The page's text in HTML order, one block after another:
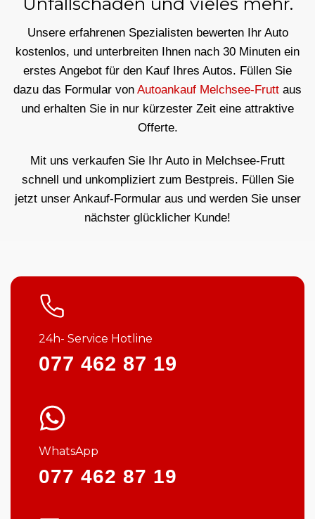
Unsere erfahrenen Spezialisten bewerten Ihr Auto
kostenlos, und unterbreiten Ihnen nach 30 Minuten ein
erstes Angebot für den Kauf Ihres Autos. Füllen Sie
dazu das Formular von Autoankauf Melchsee-Frutt aus
und erhalten Sie in nur kürzester Zeit eine attraktive
Offerte.
Mit uns verkaufen Sie Ihr Auto in Melchsee-Frutt
schnell und unkompliziert zum Bestpreis. Füllen Sie
jetzt unser Ankauf-Formular aus und werden Sie unser
nächster glücklicher Kunde!
24h- Service Hotline
077 462 87 19
WhatsApp
077 462 87 19